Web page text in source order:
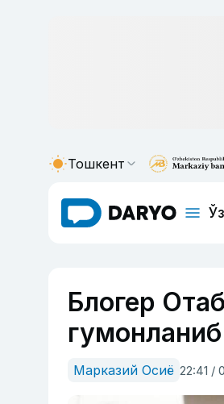
Тошкент
Блогер
Марказий Осиё 22:41 /